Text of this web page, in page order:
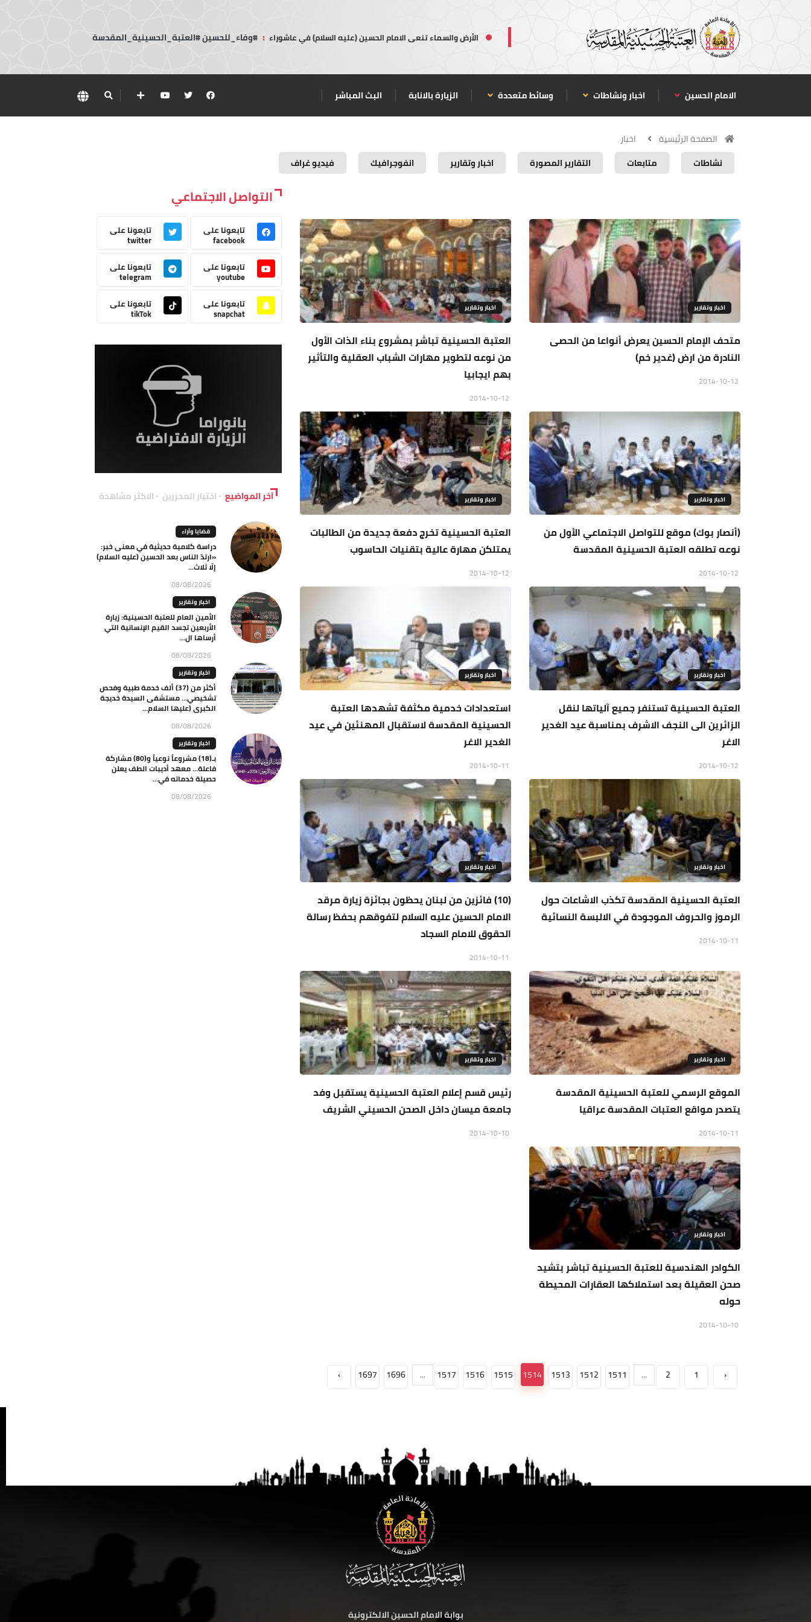
الأرض والسماء تنعى الامام الحسين (عليه السلام) في عاشوراء : #وفاء_للحسين #العتبة_الحسينية_المقدسة
الامام الحسين اخبار ونشاطات وسائط متعددة الزيارة بالانابة البث المباشر
الصفحة الرئيسية
اخبار
نشاطات
متابعات التقارير المصورة اخبار وتقارير انفوجرافيك فيديو غراف
اخبار وتقارير
متحف الإمام الحسين يعرض أنواعا من الحصى
النادرة من ارض (غدير خم)
اخبار وتقارير
العتبة الحسينية تباشر بمشروع بناء الذات الأول
من نوعه لتطوير مهارات الشباب العقلية والتأثير
بهم ايجابيا
اخبار وتقارير
(أنصار بوك) موقع للتواصل الاجتماعي الأول من
نوعه تطلقه العتبة الحسينية المقدسة
اخبار وتقارير
العتبة الحسينية تخرج دفعة جديدة من الطالبات
يمتلكن مهارة عالية بتقنيات الحاسوب
اخبار وتقارير
العتبة الحسينية تستنفر جميع آلياتها لنقل
الزائرين الى النجف الاشرف بمناسبة عيد الغدير
الاغر
اخبار وتقارير
استعدادات خدمية مكثفة تشهدها العتبة
الحسينية المقدسة لاستقبال المهنئين في عيد
الغدير الاغر
اخبار وتقارير
العتبة الحسينية المقدسة تكذب الاشاعات حول
الرموز والحروف الموجودة في الالبسة النسائية
اخبار وتقارير
(10) فائزين من لبنان يحظون بجائزة زيارة مرقد
الامام الحسين عليه السلام لتفوقهم بحفظ رسالة
الحقوق للامام السجاد
اخبار وتقارير
الموقع الرسمي للعتبة الحسينية المقدسة
يتصدر مواقع العتبات المقدسة عراقيا
اخبار وتقارير
رئيس قسم إعلام العتبة الحسينية يستقبل وفد
جامعة ميسان داخل الصحن الحسيني الشريف
اخبار وتقارير
الكوادر الهندسية للعتبة الحسينية تباشر بتشيد
صحن العقيلة بعد استملاكها العقارات المحيطة
حوله
‹
1
2
...
1511
1512
1513
1514
1515
1516
1517
...
1696
1697
›
التواصل الاجتماعي
تابعونا على
facebook
تابعونا على
twitter
تابعونا على
youtube
تابعونا على
telegram
تابعونا على
snapchat
تابعونا على
tikTok
آخر المواضيع اختيار المحررين الاكثر مشاهدة
قضايا وآراء
دراسة كلامية حديثية في معنى خبر:
«ارتدّ الناس بعد الحسين (عليه السلام)
إلّا ثلاث...
08/08/2026
اخبار وتقارير
الأمين العام للعتبة الحسينية: زيارة
الأربعين تجسد القيم الإنسانية التي
أرساها ال...
08/08/2026
اخبار وتقارير
أكثر من (37) ألف خدمة طبية وفحص
تشخيصي… مستشفى السيدة خديجة
الكبرى (عليها السلام...
08/08/2026
اخبار وتقارير
بـ(18) مشروعاً نوعياً و(80) مشاركة
فاعلة… معهد أديبات الطف يعلن
حصيلة خدماته في...
08/08/2026
بوابة الامام الحسين الالكترونية